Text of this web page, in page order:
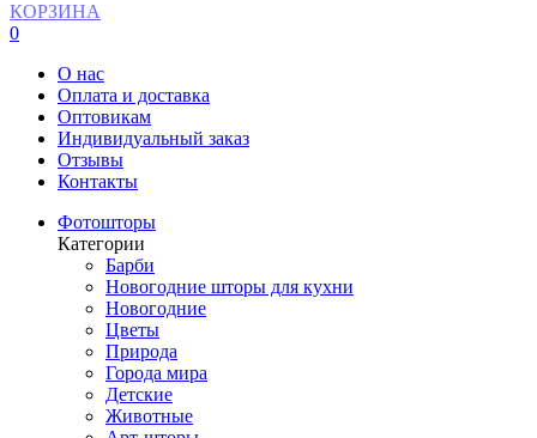
КОРЗИНА
0
О нас
Оплата и доставка
Оптовикам
Индивидуальный заказ
Отзывы
Контакты
Фотошторы
Категории
Барби
Новогодние шторы для кухни
Новогодние
Цветы
Природа
Города мира
Детские
Животные